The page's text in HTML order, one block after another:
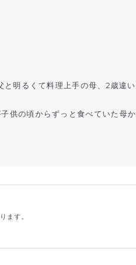
明るくて料理上手の母、2歳違い
供の頃からずっと食べていた母か
ます。